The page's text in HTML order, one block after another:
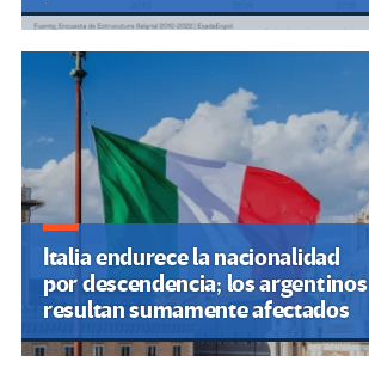
Italia endurece la nacionalidad
por descendencia; los argentinos
resultan sumamente afectados